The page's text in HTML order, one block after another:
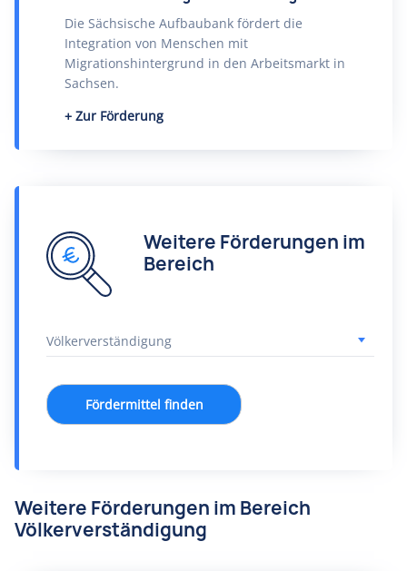
Die Sächsische Aufbaubank fördert die
Integration von Menschen mit
Migrationshintergrund in den Arbeitsmarkt in
Sachsen.
Zur Förderung
Weitere Förderungen im
Bereich
Fördermittel finden
Weitere Förderungen im Bereich
Völkerverständigung